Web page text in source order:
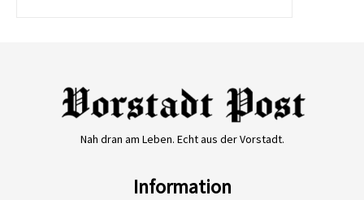
Nah dran am Leben. Echt aus der Vorstadt.
Information